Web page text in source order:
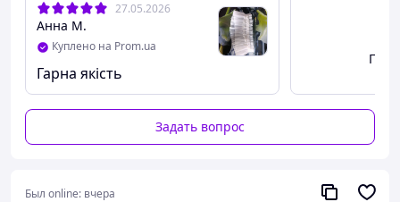
Viber/Telegram: +380661796639
E-mail: profi-olga@ukr.net
Instagram: happy_together_wedding
27.05.2026
Анна М.
Куплено на Prom.ua
Гарна якість
Задать вопрос
Был online: вчера